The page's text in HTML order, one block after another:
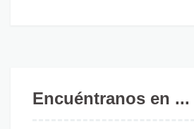
Encuéntranos en ...